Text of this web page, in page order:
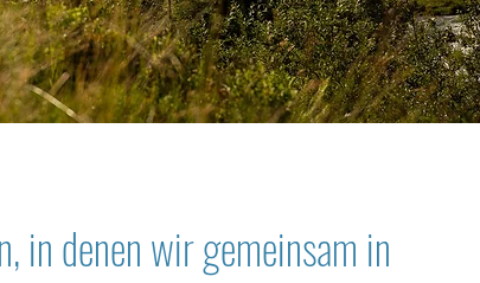
in denen wir gemeinsam in